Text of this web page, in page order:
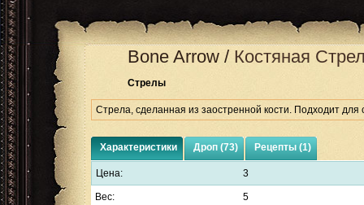
Bone Arrow / Костяная
Стрелы
Стрела, сделанная из заостренной кости. Подходит для
Характеристики Дроп (73) Рецепты (1)
Цена: 3
Вес: 5